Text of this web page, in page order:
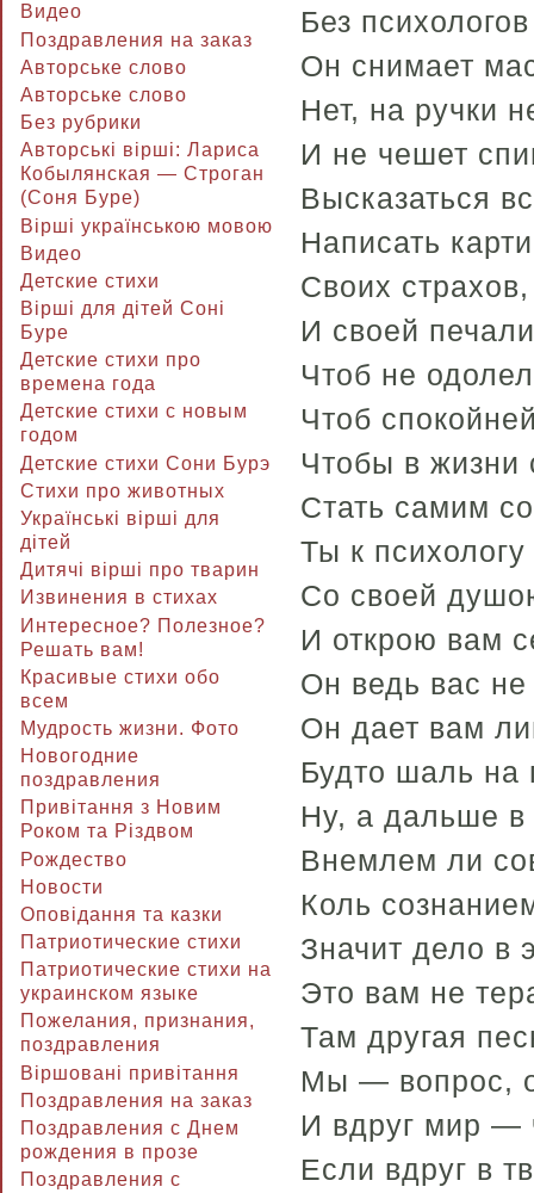
Видео
Поздравления на заказ
Авторське слово
Авторське слово
Без рубрики
Авторські вірші: Лариса
Кобылянская — Строган
(Соня Буре)
Вірші українською мовою
Видео
Детские стихи
Вірші для дітей Соні
Буре
Детские стихи про
времена года
Детские стихи с новым
годом
Детские стихи Сони Бурэ
Стихи про животных
Українські вірші для
дітей
Дитячі вірші про тварин
Извинения в стихах
Интересное? Полезное?
Решать вам!
Красивые стихи обо
всем
Мудрость жизни. Фото
Новогодние
поздравления
Привітання з Новим
Роком та Різдвом
Рождество
Новости
Оповідання та казки
Патриотические стихи
Патриотические стихи на
украинском языке
Пожелания, признания,
поздравления
Віршовані привітання
Поздравления на заказ
Поздравления с Днем
рождения в прозе
Поздравления с
Без
Он снимает
Нет, на ручки
И не чешет
Высказаться
Написать
Своих
И своей
Чтоб не
Чтоб
Чтобы в жизни
Стать самим
Ты к
Со своей
И открою вам
Он ведь вас не
Он дает вам
Будто шаль на
Ну, а дальше в
Внемлем ли
Коль
Значит дело в
Это вам не
Там другая
Мы — вопрос,
И вдруг мир —
Если вдруг в